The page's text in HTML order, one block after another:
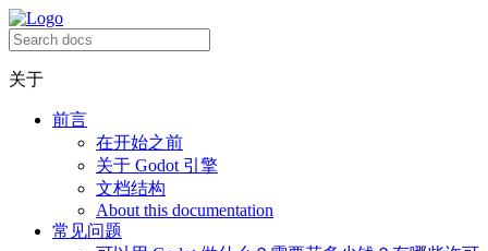
关于
前言
在开始之前
关于 Godot 引擎
文档结构
About this documentation
常见问题